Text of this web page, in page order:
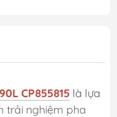
CP855815 là lựa
trải nghiệm pha